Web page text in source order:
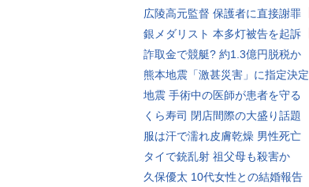
広陵高元監督 保護者に直接謝罪
銀メダリスト 本多灯被告を起訴
詐取金で競艇? 約1.3億円脱税か
熊本地震「激甚災害」に指定決定
地震 手術中の医師が患者を守る
くら寿司 閉店間際の大盛り話題
服は汗で濡れ皮膚乾燥 男性死亡
タイで銃乱射 祖父母も殺害か
久保優太 10代女性との結婚報告